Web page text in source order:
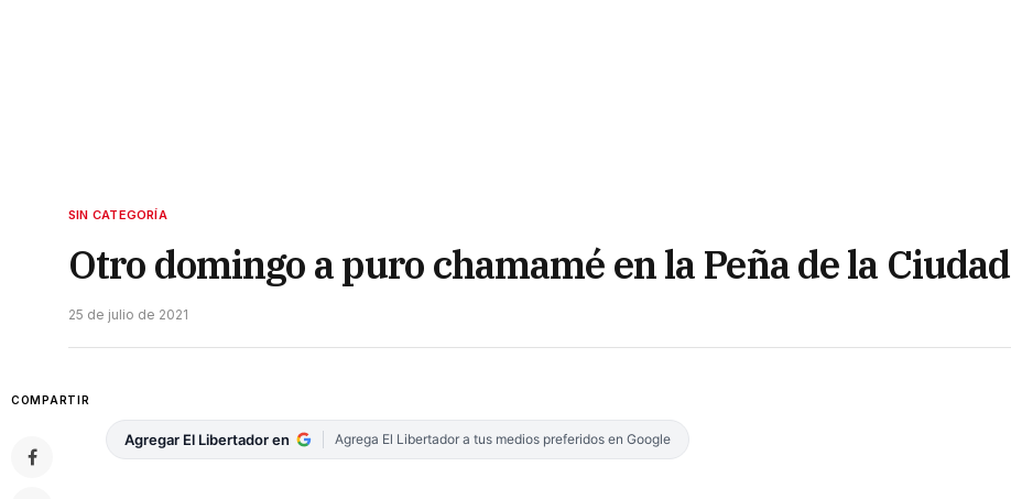
SIN CATEGORÍA
Otro domingo a puro chamamé en la Peña de la Ciudad
25 de julio de 2021
COMPARTIR
Agregar El Libertador en Agrega El Libertador a tus medios preferidos en Google